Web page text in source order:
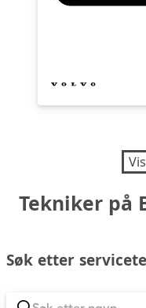
Tekniker på
Søk etter